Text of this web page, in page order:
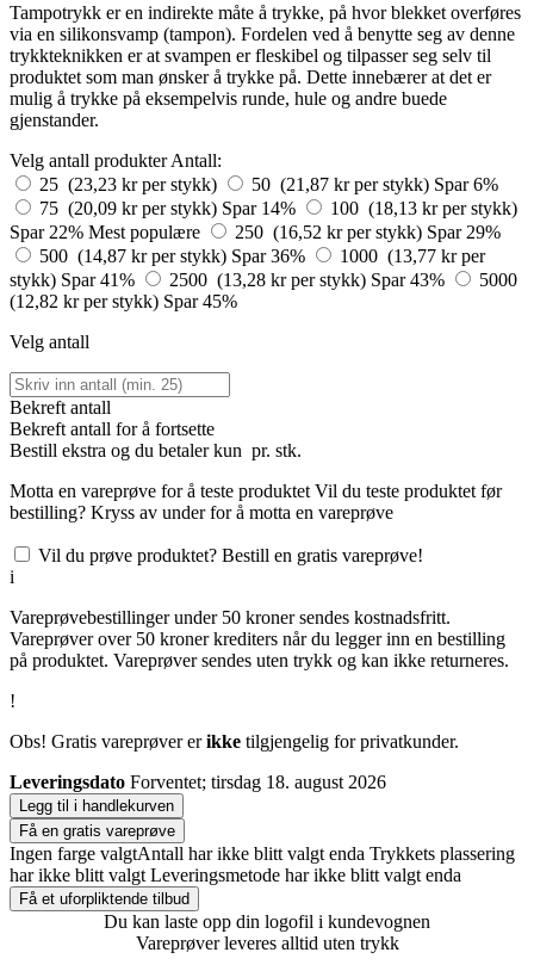
Tampotrykk er en indirekte måte å trykke, på hvor blekket overføres
via en silikonsvamp (tampon). Fordelen ved å benytte seg av denne
trykkteknikken er at svampen er fleskibel og tilpasser seg selv til
produktet som man ønsker å trykke på. Dette innebærer at det er
mulig å trykke på eksempelvis runde, hule og andre buede
gjenstander.
Velg antall produkter Antall:
25 (23,23 kr per stykk)
50 (21,87 kr per stykk) Spar 6%
75 (20,09 kr per stykk) Spar 14%
100 (18,13 kr per stykk)
Spar 22% Mest populære 250 (16,52 kr per stykk) Spar 29%
500 (14,87 kr per stykk) Spar 36%
1000 (13,77 kr per
stykk) Spar 41% 2500 (13,28 kr per stykk) Spar 43%
5000
(12,82 kr per stykk) Spar 45%
Velg antall
Bekreft antall
Bekreft antall for å fortsette
Bestill ekstra og du betaler kun pr. stk.
Motta en vareprøve for å teste produktet Vil du teste produktet før
bestilling? Kryss av under for å motta en vareprøve
Vil du prøve produktet? Bestill en gratis vareprøve!
i
Vareprøvebestillinger under 50 kroner sendes kostnadsfritt.
Vareprøver over 50 kroner krediters når du legger inn en bestilling
på produktet. Vareprøver sendes uten trykk og kan ikke returneres.
!
Obs! Gratis vareprøver erikke tilgjengelig for privatkunder.
Leveringsdato Forventet; tirsdag 18. august 2026
Legg til i handlekurven
Få en gratis vareprøve
Ingen farge valgtAntall har ikke blitt valgt enda Trykkets plassering
har ikke blitt valgt Leveringsmetode har ikke blitt valgt enda
Få et uforpliktende tilbud
Du kan laste opp din logofil i kundevognen
Vareprøver leveres alltid uten trykk